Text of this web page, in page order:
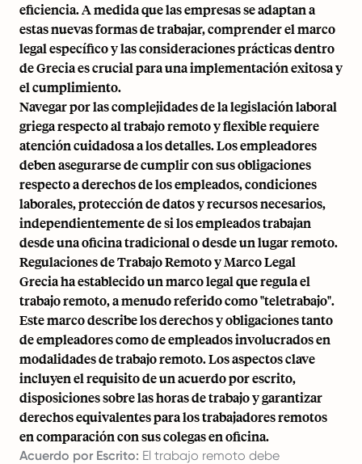
eficiencia. A medida que las empresas se adaptan a
estas nuevas formas de trabajar, comprender el marco
legal específico y las consideraciones prácticas dentro
de Grecia es crucial para una implementación exitosa y
el cumplimiento.
Navegar por las complejidades de la legislación laboral
griega respecto al trabajo remoto y flexible requiere
atención cuidadosa a los detalles. Los empleadores
deben asegurarse de cumplir con sus obligaciones
respecto a derechos de los empleados, condiciones
laborales, protección de datos y recursos necesarios,
independientemente de si los empleados trabajan
desde una oficina tradicional o desde un lugar remoto.
Regulaciones de Trabajo Remoto y Marco Legal
Grecia ha establecido un marco legal que regula el
trabajo remoto, a menudo referido como "teletrabajo".
Este marco describe los derechos y obligaciones tanto
de empleadores como de empleados involucrados en
modalidades de trabajo remoto. Los aspectos clave
incluyen el requisito de un acuerdo por escrito,
disposiciones sobre las horas de trabajo y garantizar
derechos equivalentes para los trabajadores remotos
en comparación con sus colegas en oficina.
Acuerdo por Escrito: El trabajo remoto debe